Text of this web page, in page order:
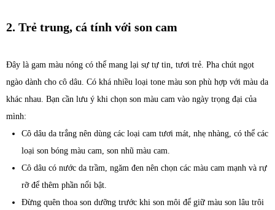
2. Trẻ trung, cá tính với son cam
Đây là gam màu nóng có thể mang lại sự tự tin, tươi trẻ. Pha chút ngọt
ngào dành cho cô dâu. Có khá nhiều loại tone màu son phù hợp với màu da
khác nhau. Bạn cần lưu ý khi chọn son màu cam vào ngày trọng đại của
mình:
Cô dâu da trắng nên dùng các loại cam tươi mát, nhẹ nhàng, có thể các
loại son bóng màu cam, son nhũ màu cam.
Cô dâu có nước da trầm, ngăm đen nên chọn các màu cam mạnh và rự
rỡ để thêm phần nổi bật.
Đừng quên thoa son dưỡng trước khi son môi để giữ màu son lâu trôi